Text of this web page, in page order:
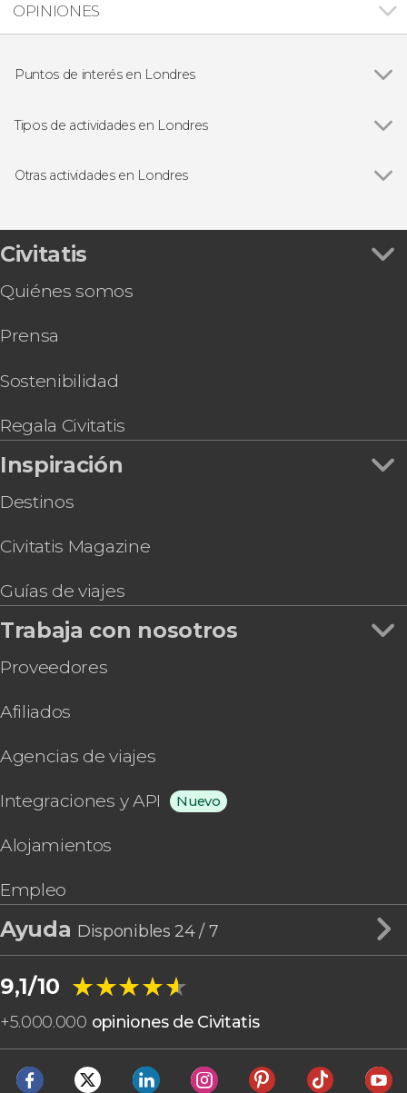
OPINIONES
Puntos de interés en Londres
Palacio de Buckingham
Abadía de Westminster
Catedral de San Pablo
Tower Bridge
Estudios de Harry Potter de Londres
Tipos de actividades en Londres
Free tours en Londres
Autobuses turísticos en Londres
Tarjetas turísticas en Londres
Musicales en Londres
Otras actividades en Londres
Ruta de Harry Potter por el centro de Londres
Visita guiada por el Museo de Historia Natural
Tour por Stamford Bridge, el estadio del Chelsea
Tour del Emirates Stadium
Entradas al Madame Tussauds de Londres
de Buckingham + Crucero por el Támesis
Entradas para The View from The Shard
Civitatis
Quiénes somos
Prensa
Sostenibilidad
Regala Civitatis
Inspiración
Destinos
Civitatis Magazine
Guías de viajes
Trabaja con nosotros
Proveedores
Afiliados
Agencias de viajes
Integraciones y API Nuevo
Alojamientos
Empleo
Ayuda Disponibles 24 / 7
9,1/10 ★★★★★
★★★★★
+5.000.000 opiniones de Civitatis